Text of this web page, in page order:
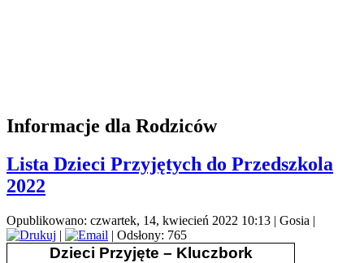
Informacje dla Rodziców
Lista Dzieci Przyjętych do Przedszkola
2022
Opublikowano: czwartek, 14, kwiecień 2022 10:13 | Gosia |
|
| Odsłony: 765
Dzieci Przyjęte – Kluczbork